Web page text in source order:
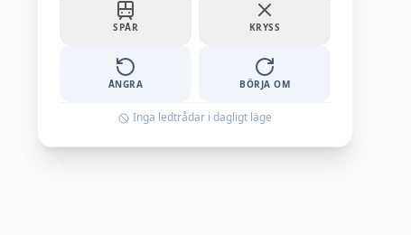
SPÅR KRYSS
ÅNGRA BÖRJA OM
Inga ledtrådar i dagligt läge